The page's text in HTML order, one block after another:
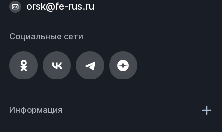
orsk@fe-rus.ru
Социальные сети
Информация